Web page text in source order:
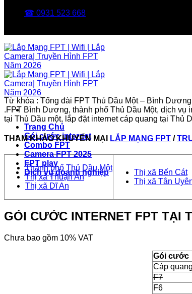
☎ 0931 523 668
Trang Chủ
Gói cước internet
Combo FPT
Camera FPT 2025
FPT play
Dịch vụ doanh nghiệp
Từ khóa : Tổng đài FPT Thủ Dầu Một – Bình
.FPT Bình Dương, thành phố Thủ Dầu Một, dịch vụ
tại Thủ Dầu một, lắp đặt internet cáp quang tại Thủ
THAM KHẢO KHUYẾN MẠI LẮP MẠNG FPT /
Thành phố Thủ Dầu Một
Thị xã Thuận An
Thị xã Dĩ An
Thị xã Bến Cát
Thị xã Tân
GÓI CƯỚC INTERNET FPT TẠI
Chưa bao gồm 10% VAT
Gói cước
Cáp
F7
F6